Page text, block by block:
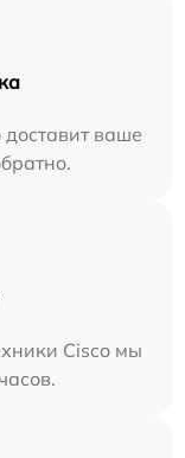
ваше
Cisco мы